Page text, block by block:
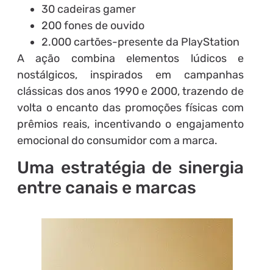
30 cadeiras gamer
200 fones de ouvido
2.000 cartões-presente da PlayStation
A ação combina elementos lúdicos e
nostálgicos, inspirados em campanhas
clássicas dos anos 1990 e 2000, trazendo de
volta o encanto das promoções físicas com
prêmios reais, incentivando o engajamento
emocional do consumidor com a marca.
Uma estratégia de sinergia
entre canais e marcas